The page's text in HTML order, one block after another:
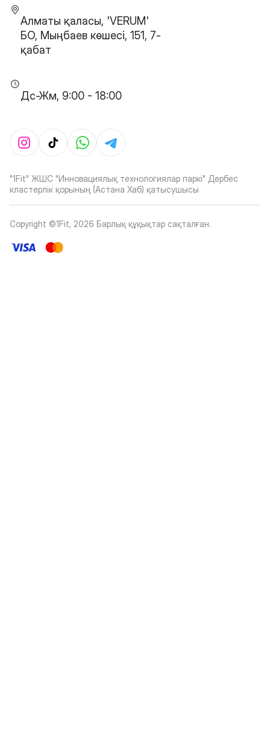
Алматы қаласы, 'VERUM'
БО, Мыңбаев көшесі, 151, 7-
қабат
Дс-Жм, 9:00 - 18:00
"1Fit" ЖШС "Инновациялық технологиялар паркі" Дербес
кластерлік қорының (Астана Хаб) қатысушысы
Copyright ©1Fit, 2026 Барлық құқықтар сақталған.